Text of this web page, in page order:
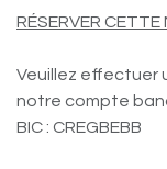
RÉSERVER CETTE
Veuillez effectuer
notre compte
BIC : CREGBEBB